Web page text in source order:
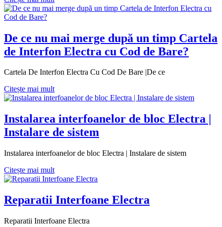
De ce nu mai merge după un timp Cartela
de Interfon Electra cu Cod de Bare?
Cartela De Interfon Electra Cu Cod De Bare |De ce
Citește mai mult
Instalarea interfoanelor de bloc Electra |
Instalare de sistem
Instalarea interfoanelor de bloc Electra | Instalare de sistem
Citește mai mult
Reparatii Interfoane Electra
Reparatii Interfoane Electra